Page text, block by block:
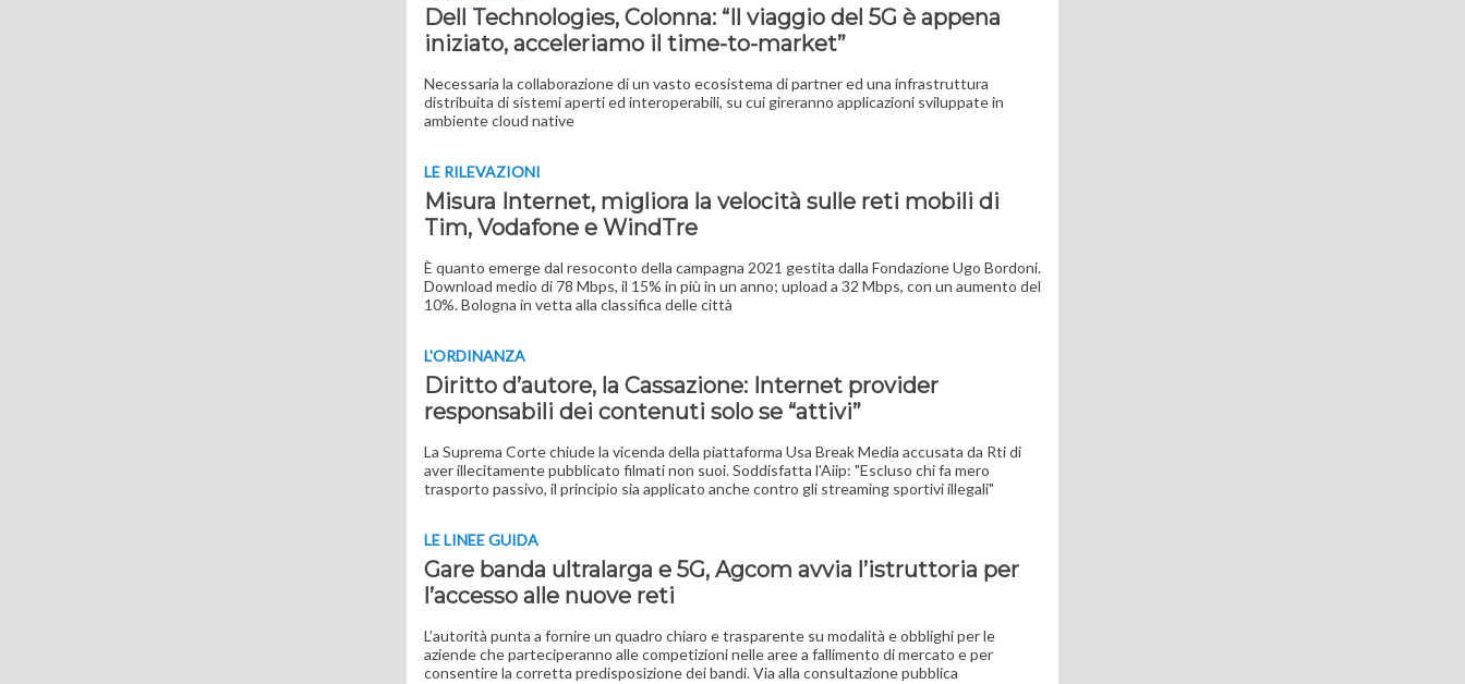
Dell Technologies, Colonna: “Il viaggio del 5G è appena
iniziato, acceleriamo il time-to-market”
Necessaria la collaborazione di un vasto ecosistema di partner ed una infrastruttura
distribuita di sistemi aperti ed interoperabili, su cui gireranno applicazioni sviluppate in
ambiente cloud native
LE RILEVAZIONI
Misura Internet, migliora la velocità sulle reti mobili di
Tim, Vodafone e WindTre
È quanto emerge dal resoconto della campagna 2021 gestita dalla Fondazione Ugo Bordoni.
Download medio di 78 Mbps, il 15% in più in un anno; upload a 32 Mbps, con un aumento del
10%. Bologna in vetta alla classifica delle città
L'ORDINANZA
Diritto d’autore, la Cassazione: Internet provider
responsabili dei contenuti solo se “attivi”
La Suprema Corte chiude la vicenda della piattaforma Usa Break Media accusata da Rti di
aver illecitamente pubblicato filmati non suoi. Soddisfatta l'Aiip: "Escluso chi fa mero
trasporto passivo, il principio sia applicato anche contro gli streaming sportivi illegali"
LE LINEE GUIDA
Gare banda ultralarga e 5G, Agcom avvia l’istruttoria per
l’accesso alle nuove reti
L’autorità punta a fornire un quadro chiaro e trasparente su modalità e obblighi per le
aziende che parteciperanno alle competizioni nelle aree a fallimento di mercato e per
consentire la corretta predisposizione dei bandi. Via alla consultazione pubblica